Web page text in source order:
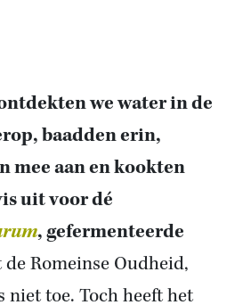
we water in de
baadden erin,
mee aan en kookten
uit voor dé
, gefermenteerde
Romeinse Oudheid,
niet toe. Toch heeft het